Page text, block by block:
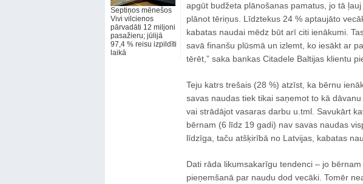
Septiņos mēnešos
Vivi vilcienos
pārvadāti 12 miljoni
pasažieru; jūlijā
97,4 % reisu izpildīti
laikā
apgūt budžeta plānošanas pamatus, jo tā
plānot tēriņus. Līdztekus 24 % aptaujāto
kabatas naudai mēdz būt arī citi ienākumi.
savā finanšu plūsmā un izlemt, ko iesākt ar
tērēt,” saka bankas Citadele Baltijas klientu
Teju katrs trešais (28 %) atzīst, ka bērnu
savas naudas tiek tikai saņemot to kā
vai strādājot vasaras darbu u.tml. Savukārt
bērnam (6 līdz 19 gadi) nav savas naudas
līdzīga, taču atšķirībā no Latvijas, kabatas
Dati rāda likumsakarīgu tendenci – jo
pieņemšanā par naudu dod vecāki. Tomēr